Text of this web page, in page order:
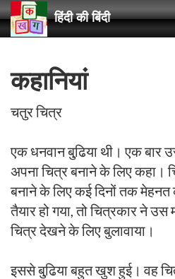
हिंदी की बिंदी
कहानियां
चतुर चित्र
एक धनवान बुढि़या थी। एक बार
अपना चित्र बनाने के लिए कहा।
बनाने के लिए कई दिनों तक
तैयार हो गया, तो चित्रकार ने
चित्र देखने के लिए बुलावाया।
इससे बुढि़या बहुत खुश हुई। वह